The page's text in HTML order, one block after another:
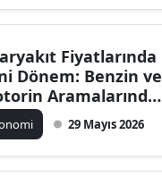
Fiyatlarında
Dönem: Benzin ve
Aramalarında
Artış29 Mayıs 2026